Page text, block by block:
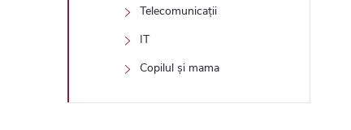
Telecomunicații
IT
Copilul și mama